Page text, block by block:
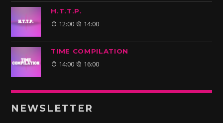
H.T.T.P.
12:00 14:00
TIME COMPILATION
14:00 16:00
NEWSLETTER